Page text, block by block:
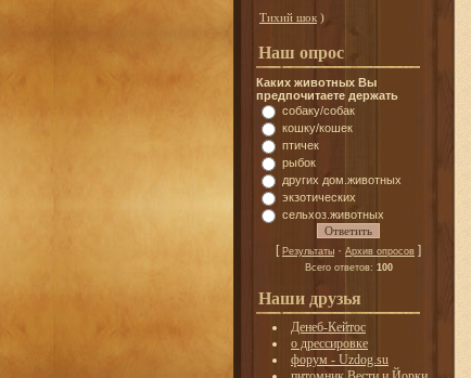
Тихий шок )
Наш опрос
Каких животных Вы
предпочитаете держать
собаку/собак
кошку/кошек
птичек
рыбок
других дом.животных
экзотических
сельхоз.животных
[ Результаты · Архив опросов ]
Всего ответов: 100
Наши друзья
Денеб-Кейтос
о дрессировке
форум - Uzdog.su